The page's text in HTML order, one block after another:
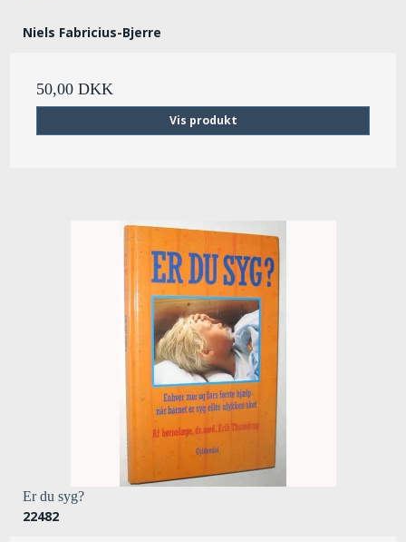
Niels Fabricius-Bjerre
50,00 DKK
Vis produkt
Er du syg?
22482